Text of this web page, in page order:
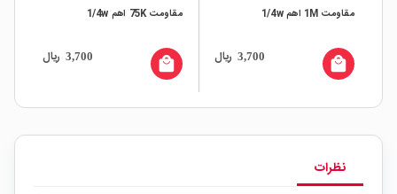
مقاومت 1M اهم 1/4w
3,700 ریال local_mall
مقاومت 75K اهم 1/4w
3,700 ریال local_mall
نظرات